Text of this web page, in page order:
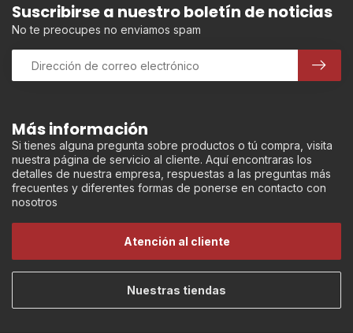
Más información
Si tienes alguna pregunta sobre productos o tú compra, visita
nuestra página de servicio al cliente. Aquí encontraras los
detalles de nuestra empresa, respuestas a las preguntas más
frecuentes y diferentes formas de ponerse en contacto con
nosotros
Atención al cliente
Nuestras tiendas
Suscribirse a nuestro boletín de noticias
No te preocupes no enviamos spam